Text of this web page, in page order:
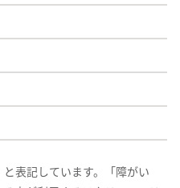
表記しています。「障がい